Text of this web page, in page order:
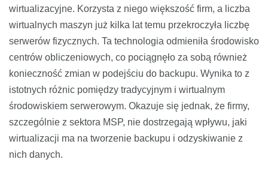
wirtualizacyjne. Korzysta z niego większość firm, a liczba
wirtualnych maszyn już kilka lat temu przekroczyła liczbę
serwerów fizycznych. Ta technologia odmieniła środowisko
centrów obliczeniowych, co pociągnęło za sobą również
konieczność zmian w podejściu do backupu. Wynika to z
istotnych różnic pomiędzy tradycyjnym i wirtualnym
środowiskiem serwerowym. Okazuje się jednak, że firmy,
szczególnie z sektora MSP, nie dostrzegają wpływu, jaki
wirtualizacji ma na tworzenie backupu i odzyskiwanie z
nich danych.